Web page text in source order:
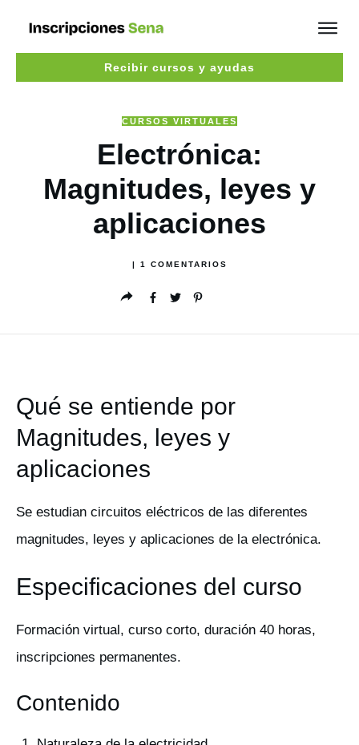
Recibir cursos y ayudas
CURSOS VIRTUALES
Electrónica:
Magnitudes, leyes y
aplicaciones
1 COMENTARIOS
Qué se entiende por
Magnitudes, leyes y
aplicaciones
Se estudian circuitos eléctricos de las diferentes
magnitudes, leyes y aplicaciones de la electrónica.
Especificaciones del curso
Formación virtual, curso corto, duración 40 horas,
inscripciones permanentes.
Contenido